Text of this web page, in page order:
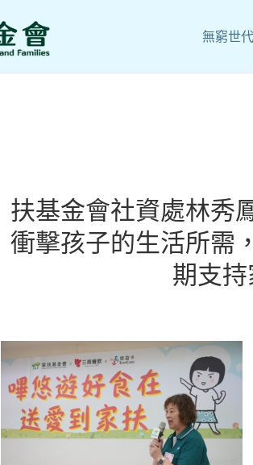
無窮世代
扶基金會社資處林秀
衝擊孩子的生活所需
期支持